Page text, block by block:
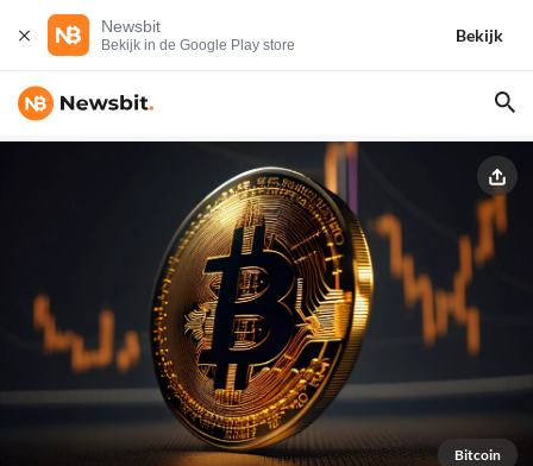
Newsbit
Bekijk in de Google Play store
Bekijk
Bitcoin